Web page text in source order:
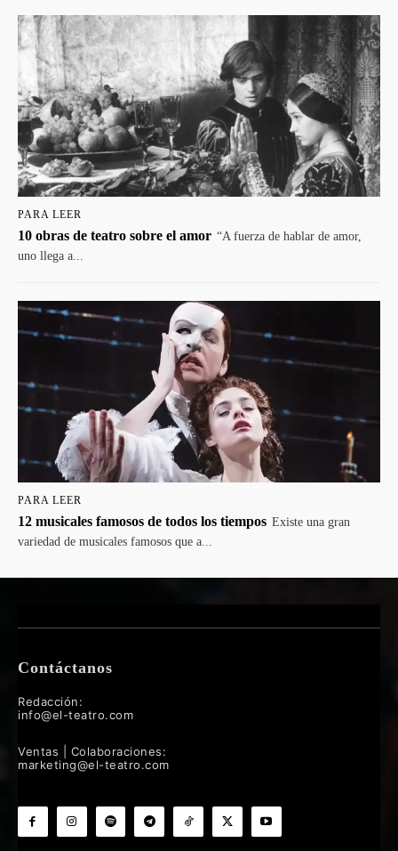
PARA LEER
10 obras de teatro sobre el amor “A fuerza de hablar de amor,
uno llega a...
PARA LEER
12 musicales famosos de todos los tiempos Existe una gran
variedad de musicales famosos que a...
Contáctanos
Redacción:
info@el-teatro.com
Ventas | Colaboraciones:
marketing@el-teatro.com